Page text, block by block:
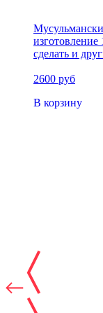
сделать и
2600 руб
В корзину